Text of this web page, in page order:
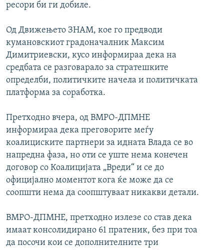
ресори би ги добиле.
Од Движењето ЗНАМ, кое го предводи
кумановскиот градоначалник Максим
Димитриевски, кусо информираа дека на
средбата се разговарало за стратешките
определби, политичките начела и политичката
платформа за соработка.
Претходно вчера, од ВМРО-ДПМНЕ
информираа дека преговорите меѓу
коалициските партнери за идната Влада се во
напредна фаза, но оти се уште нема конечен
договор со Коалицијата „Вреди“ и се до
официјално моментот кога ќе може да се
соопшти нема да соопштуваат никакви детали.
ВМРО-ДПМНЕ, претходно излезе со став дека
имаат консолидирано 61 пратеник, без при тоа
да посочи кои се дополнителните три